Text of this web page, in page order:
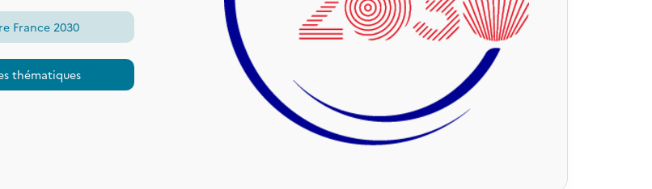
France 2030
thématiques